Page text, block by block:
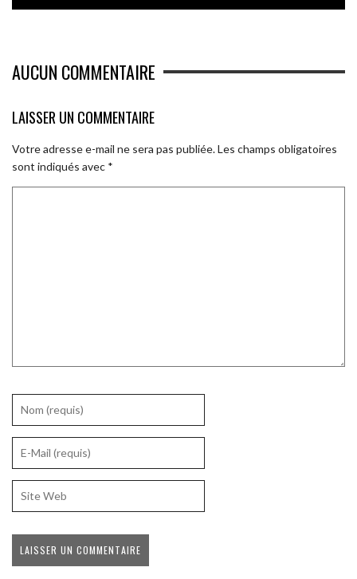
AUCUN COMMENTAIRE
LAISSER UN COMMENTAIRE
Votre adresse e-mail ne sera pas publiée.Les champs obligatoires
sont indiqués avec *